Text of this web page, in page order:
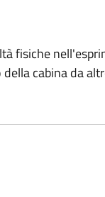
fisiche
cabina da